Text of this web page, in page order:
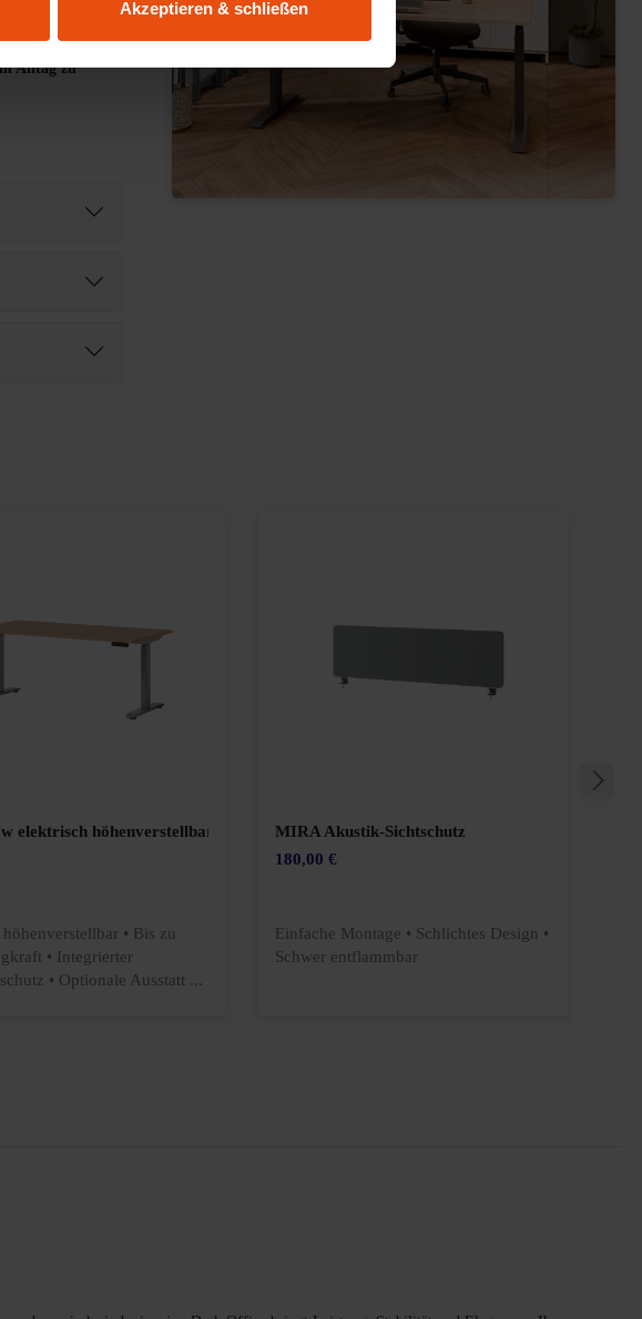
Akzeptieren & schließen
Alltag zu
elektrisch höhenverstellbarer Schreibtisch
• Bis zu
• Integrierter
• Optionale Ausstatt ...
MIRA Akustik-Sichtschutz
Einfache Montage • Schlichtes Design •
Schwer entflammbar
180,00 €